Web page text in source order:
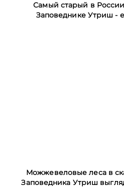
Самый старый в
Заповеднике Утриш -
Можжевеловые леса в
Заповедника Утриш